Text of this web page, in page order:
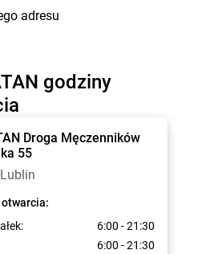
adresu
godziny
Droga Męczenników
55
6:00 - 21:30
6:00 - 21:30